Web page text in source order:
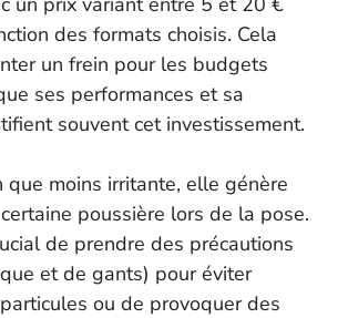
des formats choisis. Cela
un frein pour les budgets
ses performances et sa
souvent cet investissement.
que moins irritante, elle génère
poussière lors de la pose.
de prendre des précautions
et de gants) pour éviter
ou de provoquer des